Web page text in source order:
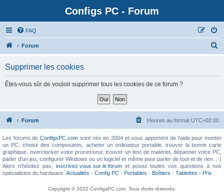
Configs PC - Forum
FAQ
Forum
Supprimer les cookies
Êtes-vous sûr de vouloir supprimer tous les cookies de ce forum ?
Forum Heures au format UTC+02:00
Les forums deConfigsPC.com sont nés en 2004 et vous apportent de l'aide pour monter
un PC, choisir des composants, acheter un ordinateur portable, trouver la bonne carte
graphique, overclocker votre processeur, trouver un test de matériel, dépanner votre PC,
parler d'un jeu, configurer Windows ou un logiciel et même pour parler de tout et de rien. :-)
Alors n'hésitez pas, inscrivez vous sur le forumet posez toutes vos questions à nos
spécialistes du hardware. Actualités - Config PC - Portables - Boîtiers - Tablettes - Prix
Copyright © 2022 ConfigsPC.com. Tous droits réservés.